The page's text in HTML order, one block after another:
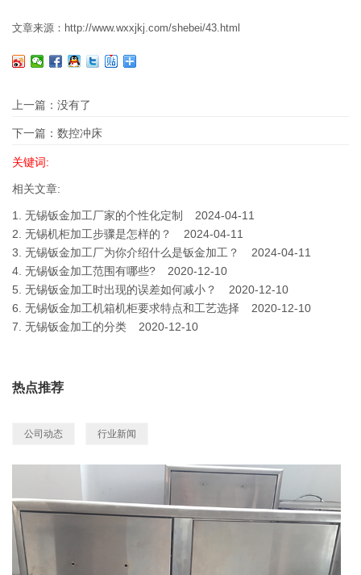
文章来源：http://www.wxxjkj.com/shebei/43.html
上一篇：没有了
下一篇： 数控冲床
关键词:
相关文章:
1. 无锡钣金加工厂家的个性化定制
2024-04-11
2. 无锡机柜加工步骤是怎样的？
2024-04-11
3. 无锡钣金加工厂为你介绍什么是钣金加工？
2024-04-11
4. 无锡钣金加工范围有哪些?
2020-12-10
5. 无锡钣金加工时出现的误差如何减小？
2020-12-10
6. 无锡钣金加工机箱机柜要求特点和工艺选择
2020-12-10
7. 无锡钣金加工的分类 2020-12-10
热点推荐
公司动态 行业新闻